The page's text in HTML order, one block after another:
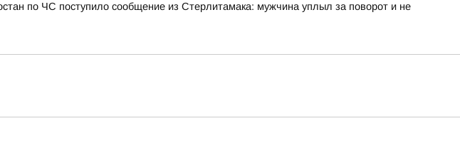
по ЧС поступило сообщение из Стерлитамака: мужчина уплыл за поворот и не